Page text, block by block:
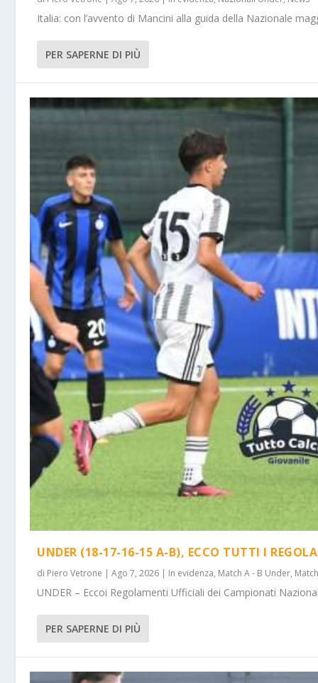
Italia: con l’avvento di Mancini alla guida della Nazionale
PER SAPERNE DI PIÙ
UNDER (18-17-16-15 A-B), ECCO TUTTI I
di Piero Vetrone |Ago 7, 2026 | In evidenza, Match A - B Under,
UNDER – Eccoi Regolamenti Ufficiali dei Campionati
PER SAPERNE DI PIÙ